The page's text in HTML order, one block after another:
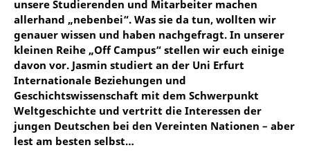
unsere Studierenden und Mitarbeiter machen
allerhand „nebenbei“. Was sie da tun, wollten wir
genauer wissen und haben nachgefragt. In unserer
kleinen Reihe „Off Campus“ stellen wir euch einige
davon vor. Jasmin studiert an der Uni Erfurt
Internationale Beziehungen und
Geschichtswissenschaft mit dem Schwerpunkt
Weltgeschichte und vertritt die Interessen der
jungen Deutschen bei den Vereinten Nationen – aber
lest am besten selbst…